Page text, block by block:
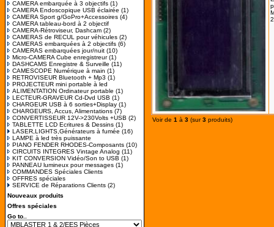
CAMERA embarquée à 3 objectifs (1)
CAMERA Endoscopique USB éclairée (1)
CAMERA Sport g/GoPro+Accessoires (4)
CAMERA tableau-bord à 2 objectif
CAMERA-Rétroviseur, Dashcam (2)
CAMERAS de RECUL pour véhicules (2)
CAMERAS embarquées à 2 objectifs (6)
CAMERAS embarquées jour/nuit (10)
Micro-CAMERA Cube enregistreur(1)
DASHCAMS Enregistre & Surveille (11)
CAMESCOPE Numérique à main (1)
RETROVISEUR Bluetooth + Mp3 (1)
PROJECTEUR mini portable à led
ALIMENTATION Ordinateur portable (1)
LECTEUR-GRAVEUR Cd-Dvd USB (1)
CHARGEUR USB à 6 sorties+Display (1)
CHARGEURS, Accus, Alimentations (7)
CONVERTISSEUR 12V->230Volts +USB (2)
TABLETTE LCD Ecritures & Dessins (1)
LASER,LIGHTS,Générateurs à fumée (16)
LAMPE à led très puissante
PIANO FENDER RHODES-Composants (10)
CIRCUITS INTEGRES Vintage Analog (11)
KIT CONVERSION Vidéo/Son to USB (1)
PANNEAU lumineux pour messages (1)
COMMANDES Spéciales Clients
OFFRES spéciales
SERVICE de Réparations Clients (2)
Nouveaux produits
Offres spéciales
Go to..
Voir de 1 à 3 (sur3 produits)